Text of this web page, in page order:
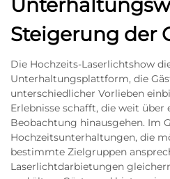
Steigerung der
Die Hochzeits-Laserlichtshow
Unterhaltungsplattform, die
unterschiedlicher Vorlieben
Erlebnisse schafft, die weit über
Beobachtung hinausgehen. Im
Hochzeitsunterhaltungen, die
bestimmte Zielgruppen
Laserlichtdarbietungen